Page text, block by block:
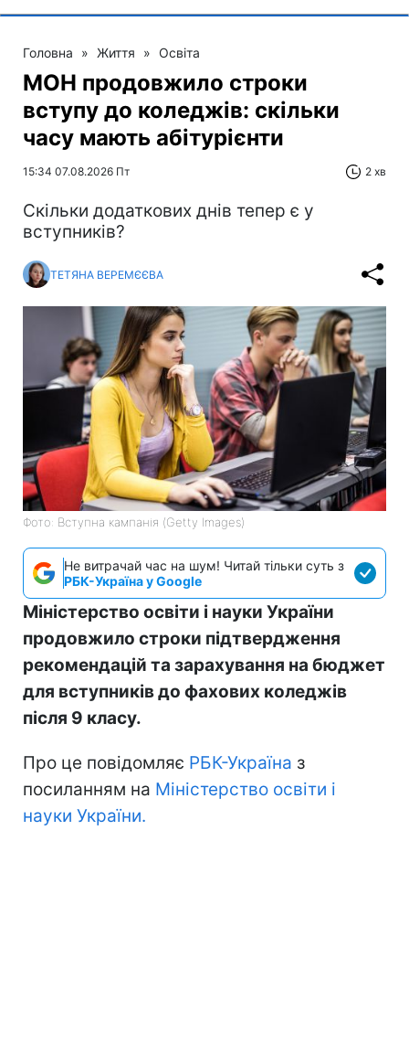
Головна » Життя » Освіта
МОН продовжило строки
вступу до коледжів: скільки
часу мають абітурієнти
15:34 07.08.2026 Пт 2 хв
Скільки додаткових днів тепер є у
вступників?
ТЕТЯНА ВЕРЕМЄЄВА
Фото: Вступна кампанія (Getty Images)
Не витрачай час на шум! Читай тільки суть з
РБК-Україна у Google
Міністерство освіти і науки України
продовжило строки підтвердження
рекомендацій та зарахування на бюджет
для вступників до фахових коледжів
після 9 класу.
Про це повідомляє РБК-Україна з
посиланням на Міністерство освіти і
науки України.